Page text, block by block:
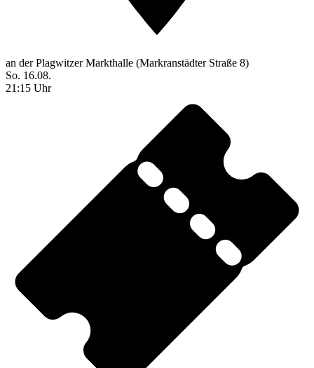
an der Plagwitzer Markthalle (Markranstädter Straße 8)
So. 16.08.
21:15 Uhr